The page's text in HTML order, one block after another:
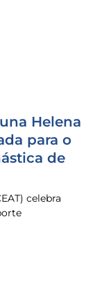
Helena
para o
de
celebra